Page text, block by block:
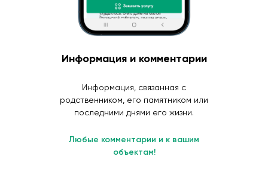
Информация и комментарии
Информация, связанная с
родственником, его памятником или
последними днями его жизни.
Любые комментарии и к вашим
объектам!